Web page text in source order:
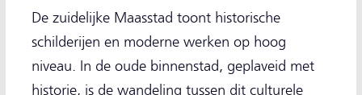
De zuidelijke Maasstad toont historische
schilderijen en moderne werken op hoog
niveau. In de oude binnenstad, geplaveid met
historie, is de wandeling tussen dit culturele